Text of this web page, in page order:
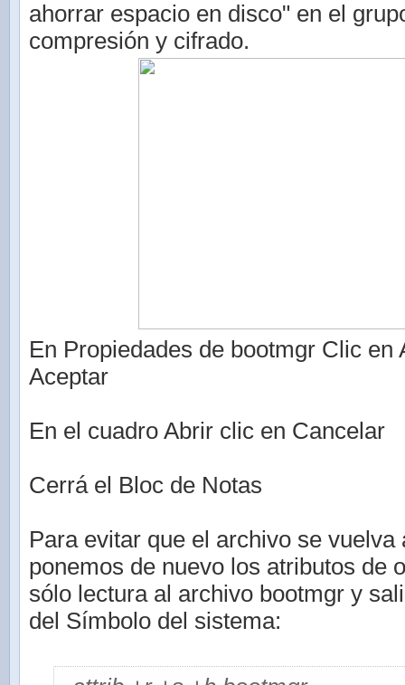
ahorrar espacio en disco" en el
compresión y cifrado.
En Propiedades de bootmgr Clic en
Aceptar
En el cuadro Abrir clic en Cancelar
Cerrá el Bloc de Notas
Para evitar que el archivo se vuelva
ponemos de nuevo los atributos de
sólo lectura al archivo bootmgr y
del Símbolo del sistema: